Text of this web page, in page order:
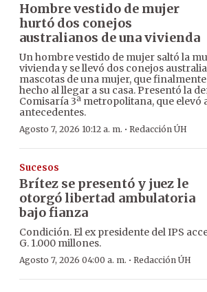
Hombre vestido de mujer
hurtó dos conejos
australianos de una vivienda
Un hombre vestido de mujer saltó la
vivienda y se llevó dos conejos
mascotas de una mujer, que
hecho al llegar a su casa. Presentó la
Comisaría 3ª metropolitana, que elevó
antecedentes.
Agosto 7, 2026 10:12 a. m. · Redacción ÚH
Sucesos
Brítez se presentó y juez le
otorgó libertad ambulatoria
bajo fianza
Condición. El ex presidente del IPS
G. 1.000 millones.
Agosto 7, 2026 04:00 a. m. · Redacción ÚH